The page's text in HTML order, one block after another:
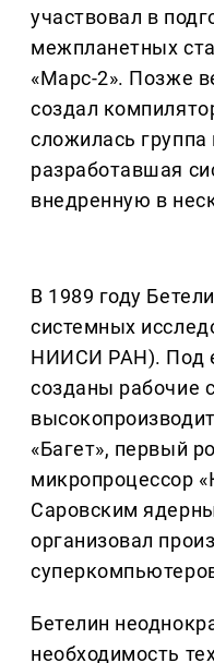
участвовал в
межпланетных
«Марс-2». Позже
создал
сложилась
разработавшая
внедренную в
В 1989 году
системных
НИИСИ РАН). Под
созданы рабочие
«Багет», первый
микропроцессор
Саровским
организовал
Бетелин
необходимость